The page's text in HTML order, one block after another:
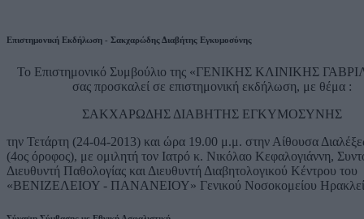
Επιστημονική Εκδήλωση - Σακχαρώδης Διαβήτης Εγκυμοσύνης
Το Επιστημονικό Συμβούλιο της «ΓΕΝΙΚΗΣ ΚΛΙΝΙΚΗΣ
σας προσκαλεί σε επιστημονική εκδήλωση, με θέμα :
ΣΑΚΧΑΡΩΔΗΣ ΔΙΑΒΗΤΗΣ ΕΓΚΥΜΟΣΥΝΗΣ
την Τετάρτη (24-04-2013) και ώρα 19.00 μ.μ. στην Αίθουσα
(4ος όροφος), με ομιλητή τον Ιατρό κ. Νικόλαο Κεφαλογιάννη,
Διευθυντή Παθολογίας και Διευθυντή Διαβητολογικού Κέντρου του
«ΒΕΝΙΖΕΛΕΙΟΥ - ΠΑΝΑΝΕΙΟΥ» Γενικού Νοσοκομείου